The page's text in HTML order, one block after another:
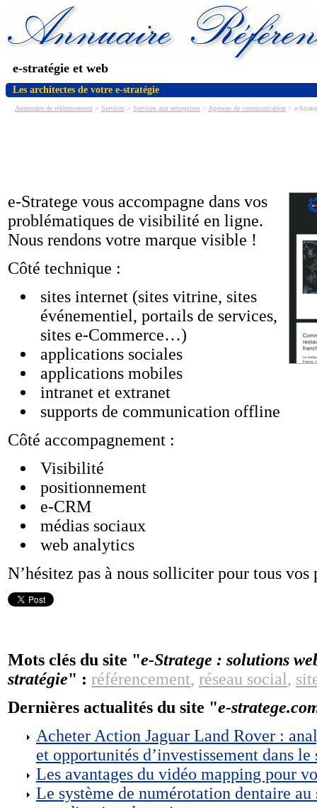
e-stratégie et web
Les architectes de votre e-stratégie
Annnuaire de référencement > Services > Services aux entreprises > Agences de communication > e-
e-Stratege vous accompagne dans vos
problématiques de visibilité en ligne.
Nous rendons votre marque visible !
Côté technique :
sites internet (sites vitrine, sites
événementiel, portails de services,
sites e-Commerce…)
applications sociales
applications mobiles
intranet et extranet
supports de communication offline
Côté accompagnement :
Visibilité
positionnement
e-CRM
médias sociaux
web analytics
N’hésitez pas à nous solliciter pour tous vos
Mots clés du site "e-Stratege : solutions
stratégie" : référencement, réseau social,
Dernières actualités du site "e-
Acheter Action Jaguar Land Rover :
et opportunités d’investissement dans
Les avantages du vidéo mapping pour
Le système de numérotation dentaire